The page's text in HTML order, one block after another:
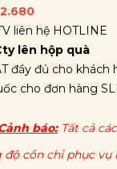
liên hệ HOTLINE
lên hộp quà
đầy đủ cho khách
cho đơn hàng
báo:Tất cả
độ cồn chỉ phục vụ